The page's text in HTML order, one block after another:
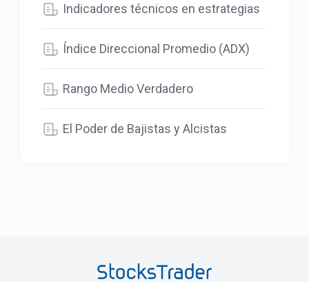
Indicadores técnicos en estrategias
Índice Direccional Promedio (ADX)
Rango Medio Verdadero
El Poder de Bajistas y Alcistas